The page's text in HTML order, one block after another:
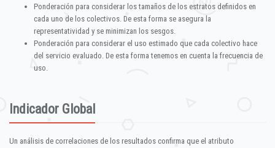
Ponderación para considerar los tamaños de los estratos definidos en
cada uno de los colectivos. De esta forma se asegura la
representatividad y se minimizan los sesgos.
Ponderación para considerar el uso estimado que cada colectivo hace
del servicio evaluado. De esta forma tenemos en cuenta la frecuencia de
uso.
Indicador Global
Un análisis de correlaciones de los resultados confirma que el atributo